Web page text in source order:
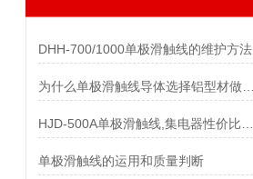
DHH-700/1000单极滑触线的维护方法
单极滑触线的运用和质量判断